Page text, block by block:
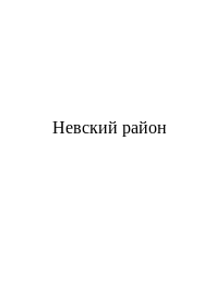
Невский район